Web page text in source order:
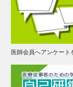
医師会員へアンケート